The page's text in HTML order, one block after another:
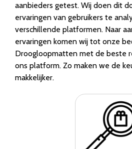
aanbieders getest. Wij doen dit
ervaringen van gebruikers te
verschillende platformen. Naar
ervaringen komen wij tot onze
Droogloopmatten met de beste
ons platform. Zo maken we de
makkelijker.